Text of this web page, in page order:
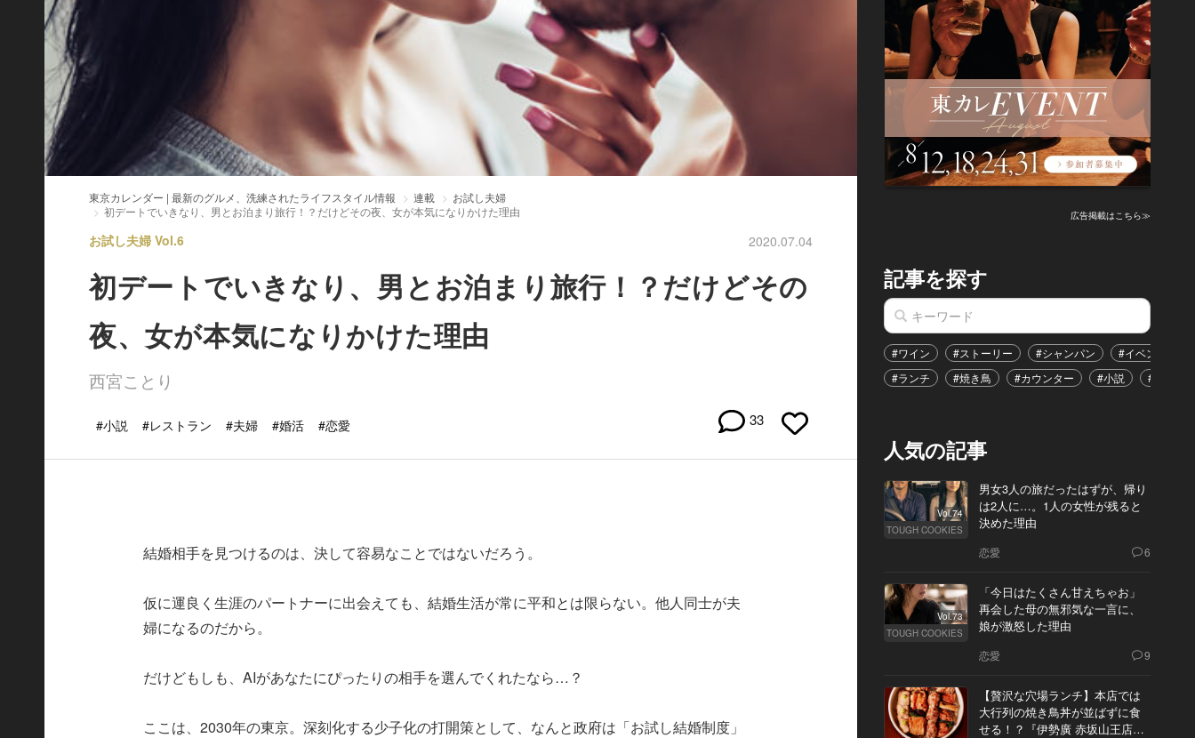
東京カレンダー | 最新のグルメ、洗練されたライフスタイル情報 連載
お試し夫婦
初デートでいきなり、男とお泊まり旅行！？だけどその夜、女が本気になりかけた理由
お試し夫婦 Vol.6 2020.07.04
初デートでいきなり、男とお泊まり旅行！？だけどその
夜、女が本気になりかけた理由
西宮ことり
#小説 #レストラン #夫婦 #婚活 #恋愛 33
結婚相手を見つけるのは、決して容易なことではないだろう。
仮に運良く生涯のパートナーに出会えても、結婚生活が常に平和とは限らない。他人同士が夫
婦になるのだから。
だけどもしも、AIがあなたにぴったりの相手を選んでくれたなら…？
ここは、2030年の東京。深刻化する少子化の打開策として、なんと政府は「お試し結婚制度」
広告掲載はこちら≫
記事を探す
#ワイン #ストーリー #シャンパン #イベント
#ランチ
#焼き鳥 #カウンター #小説 #恋愛
人気の記事
Vol.74
TOUGH COOKIES
男女3人の旅だったはずが、帰り
は2人に…。1人の女性が残ると
決めた理由
恋愛 6
Vol.73
TOUGH COOKIES
「今日はたくさん甘えちゃお」
再会した母の無邪気な一言に、
娘が激怒した理由
恋愛 9
【贅沢な穴場ランチ】本店では
大行列の焼き鳥丼が並ばずに食
せる！？『伊勢廣 赤坂山王店』